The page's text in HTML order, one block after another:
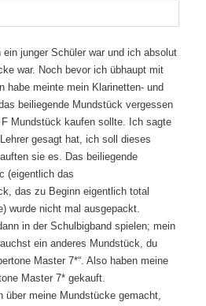
junger Schüler war und ich absolut
war. Noch bevor ich übhaupt mit
habe meinte mein Klarinetten- und
beiliegende Mundstück vergessen
Mundstück kaufen sollte. Ich sagte
gesagt hat, ich soll dieses
sie es. Das beiliegende
(eigentlich das
das zu Beginn eigentlich total
wurde nicht mal ausgepackt.
in der Schulbigband spielen; mein
ein anderes Mundstück, du
Master 7*“. Also haben meine
Master 7* gekauft.
über meine Mundstücke gemacht,